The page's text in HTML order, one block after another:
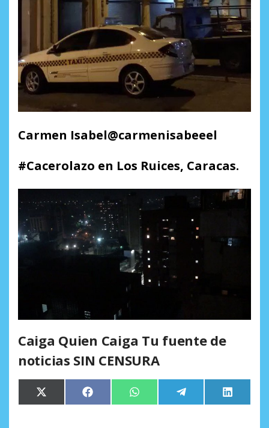
Carmen Isabel@carmenisabeeel
#Cacerolazo en Los Ruices, Caracas.
Caiga Quien Caiga Tu fuente de
noticias SIN CENSURA
Compartir
en
X
(Twitter)
Compartir
en
Facebook Compartir
en
WhatsApp Compartir
en
Telegram
en
LinkedIn